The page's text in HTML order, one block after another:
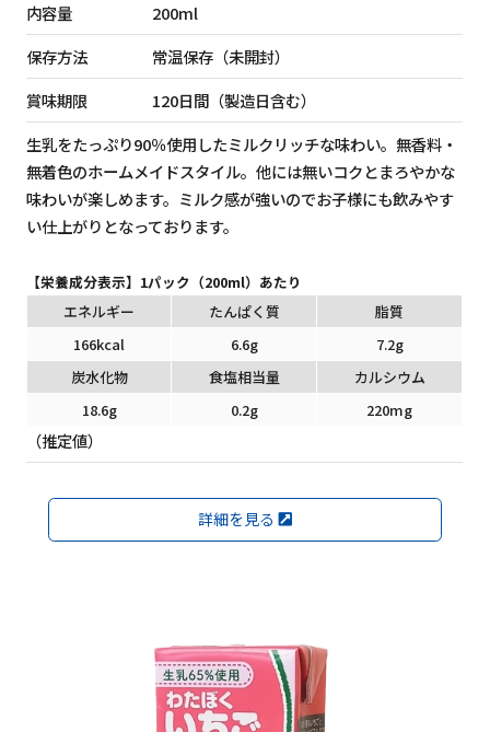
内容量
200ml
保存方法
常温保存（未開封）
賞味期限
120日間（製造日含む）
生乳をたっぷり90％使用したミルクリッチな味わい。無香料・
無着色のホームメイドスタイル。他には無いコクとまろやかな
味わいが楽しめます。ミルク感が強いのでお子様にも飲みやす
い仕上がりとなっております。
【栄養成分表示】1パック（200ml）あたり
エネルギー
たんぱく質
脂質
166kcal
6.6g
7.2g
炭水化物
食塩相当量
カルシウム
18.6g
0.2g 220mg
（推定値）
詳細を見る